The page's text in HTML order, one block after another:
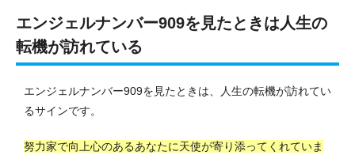
エンジェルナンバー909を見たときは人生の
転機が訪れている
エンジェルナンバー909を見たときは、人生の転機が訪れてい
るサインです。
努力家で向上心のあるあなたに天使が寄り添ってくれていま